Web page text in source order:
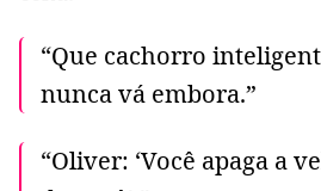
“Que cachorro
nunca vá embora.”
“Oliver: ‘Você apaga a